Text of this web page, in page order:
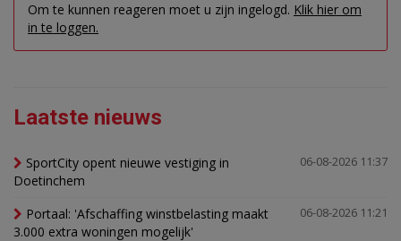
Om te kunnen reageren moet u zijn ingelogd. Klik hier om
in te loggen.
Laatste nieuws
06-08-2026 11:37
SportCity opent nieuwe vestiging in
Doetinchem
06-08-2026 11:21
Portaal: 'Afschaffing winstbelasting maakt
3.000 extra woningen mogelijk'